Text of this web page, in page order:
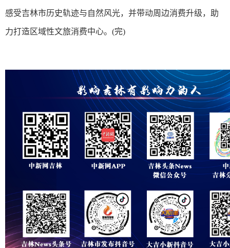
感受吉林市历史轨迹与自然风光，并带动周边消费升级，助
力打造区域性文旅消费中心。(完)